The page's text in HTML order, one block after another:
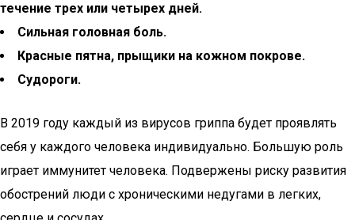
течение трех или четырех дней.
Сильная головная боль.
Красные пятна, прыщики на кожном покрове.
Судороги.
В 2019 году каждый из вирусов гриппа будет проявлять
себя у каждого человека индивидуально. Большую роль
играет иммунитет человека. Подвержены риску развития
обострений люди с хроническими недугами в легких,